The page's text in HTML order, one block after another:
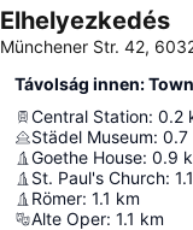
Elhelyezkedés
Münchener Str. 42,
Távolság innen:
Central Station: 0.2
Städel Museum: 0.7
Goethe House: 0.9
St. Paul's Church: 1.1
Römer: 1.1 km
Alte Oper: 1.1 km